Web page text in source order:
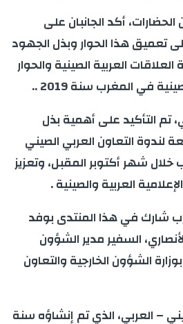
أكد الجانبان على
تعميق هذا الحوار وبذل الجهود
العربية الصينية والحوار
في المغرب سنة 2019 ..
تم التأكيد على أهمية بذل
لندوة التعاون العربي الصيني
خلال شهر أكتوبر المقبل، وتعزيز
العربية والصينية .
شارك في هذا المنتدى بوفد
السفير مدير الشؤون
الشؤون الخارجية والتعاون
– العربي، الذي تم إنشاؤه سنة